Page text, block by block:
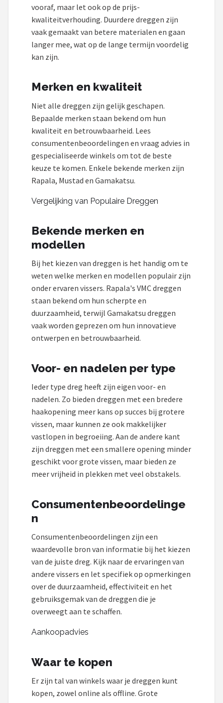
vooraf, maar let ook op de prijs-
kwaliteitverhouding. Duurdere dreggen zijn
vaak gemaakt van betere materialen en gaan
langer mee, wat op de lange termijn voordelig
kan zijn.
Merken en kwaliteit
Niet alle dreggen zijn gelijk geschapen.
Bepaalde merken staan bekend om hun
kwaliteit en betrouwbaarheid. Lees
consumentenbeoordelingen en vraag advies in
gespecialiseerde winkels om tot de beste
keuze te komen. Enkele bekende merken zijn
Rapala, Mustad en Gamakatsu.
Vergelijking van Populaire Dreggen
Bekende merken en
modellen
Bij het kiezen van dreggen is het handig om te
weten welke merken en modellen populair zijn
onder ervaren vissers. Rapala's VMC dreggen
staan bekend om hun scherpte en
duurzaamheid, terwijl Gamakatsu dreggen
vaak worden geprezen om hun innovatieve
ontwerpen en betrouwbaarheid.
Voor- en nadelen per type
Ieder type dreg heeft zijn eigen voor- en
nadelen. Zo bieden dreggen met een bredere
haakopening meer kans op succes bij grotere
vissen, maar kunnen ze ook makkelijker
vastlopen in begroeiing. Aan de andere kant
zijn dreggen met een smallere opening minder
geschikt voor grote vissen, maar bieden ze
meer vrijheid in plekken met veel obstakels.
Consumentenbeoordelinge
n
Consumentenbeoordelingen zijn een
waardevolle bron van informatie bij het kiezen
van de juiste dreg. Kijk naar de ervaringen van
andere vissers en let specifiek op opmerkingen
over de duurzaamheid, effectiviteit en het
gebruiksgemak van de dreggen die je
overweegt aan te schaffen.
Aankoopadvies
Waar te kopen
Er zijn tal van winkels waar je dreggen kunt
kopen, zowel online als offline. Grote